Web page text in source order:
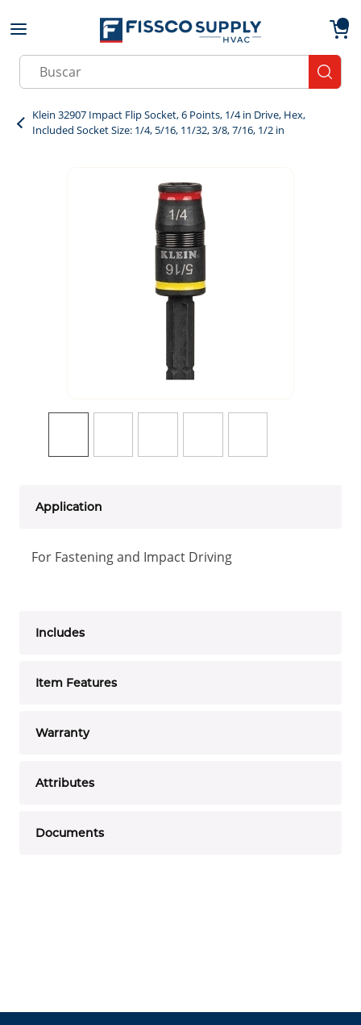
Skip to main content
Site Search
Klein 32907 Impact Flip Socket, 6 Points, 1/4 in Drive, Hex,
Included Socket Size: 1/4, 5/16, 11/32, 3/8, 7/16, 1/2 in
Application
For Fastening and Impact Driving
Includes
Item Features
Warranty
Attributes
Documents